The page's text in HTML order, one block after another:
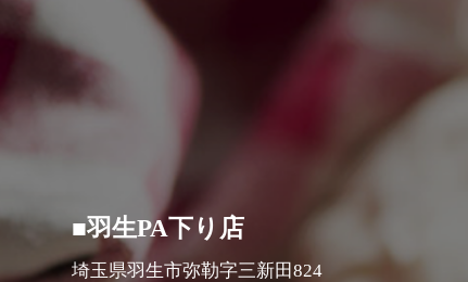
■羽生PA下り店
埼玉県羽生市弥勒字三新田824